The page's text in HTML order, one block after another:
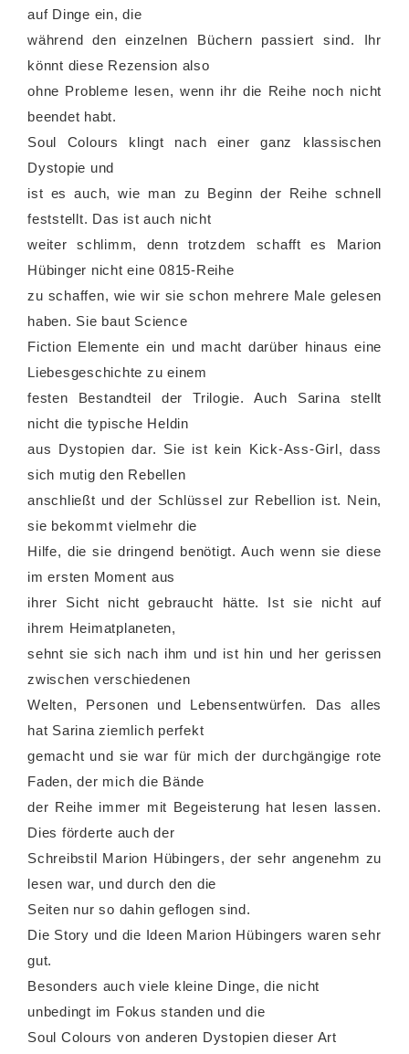
auf Dinge ein, die
während den einzelnen Büchern passiert sind. Ihr
könnt diese Rezension also
ohne Probleme lesen, wenn ihr die Reihe noch nicht
beendet habt.
Soul Colours klingt nach einer ganz klassischen
Dystopie und
ist es auch, wie man zu Beginn der Reihe schnell
feststellt. Das ist auch nicht
weiter schlimm, denn trotzdem schafft es Marion
Hübinger nicht eine 0815-Reihe
zu schaffen, wie wir sie schon mehrere Male gelesen
haben. Sie baut Science
Fiction Elemente ein und macht darüber hinaus eine
Liebesgeschichte zu einem
festen Bestandteil der Trilogie. Auch Sarina stellt
nicht die typische Heldin
aus Dystopien dar. Sie ist kein Kick-Ass-Girl, dass
sich mutig den Rebellen
anschließt und der Schlüssel zur Rebellion ist. Nein,
sie bekommt vielmehr die
Hilfe, die sie dringend benötigt. Auch wenn sie diese
im ersten Moment aus
ihrer Sicht nicht gebraucht hätte. Ist sie nicht auf
ihrem Heimatplaneten,
sehnt sie sich nach ihm und ist hin und her gerissen
zwischen verschiedenen
Welten, Personen und Lebensentwürfen. Das alles
hat Sarina ziemlich perfekt
gemacht und sie war für mich der durchgängige rote
Faden, der mich die Bände
der Reihe immer mit Begeisterung hat lesen lassen.
Dies förderte auch der
Schreibstil Marion Hübingers, der sehr angenehm zu
lesen war, und durch den die
Seiten nur so dahin geflogen sind.
Die Story und die Ideen Marion Hübingers waren sehr
gut.
Besonders auch viele kleine Dinge, die nicht
unbedingt im Fokus standen und die
Soul Colours von anderen Dystopien dieser Art